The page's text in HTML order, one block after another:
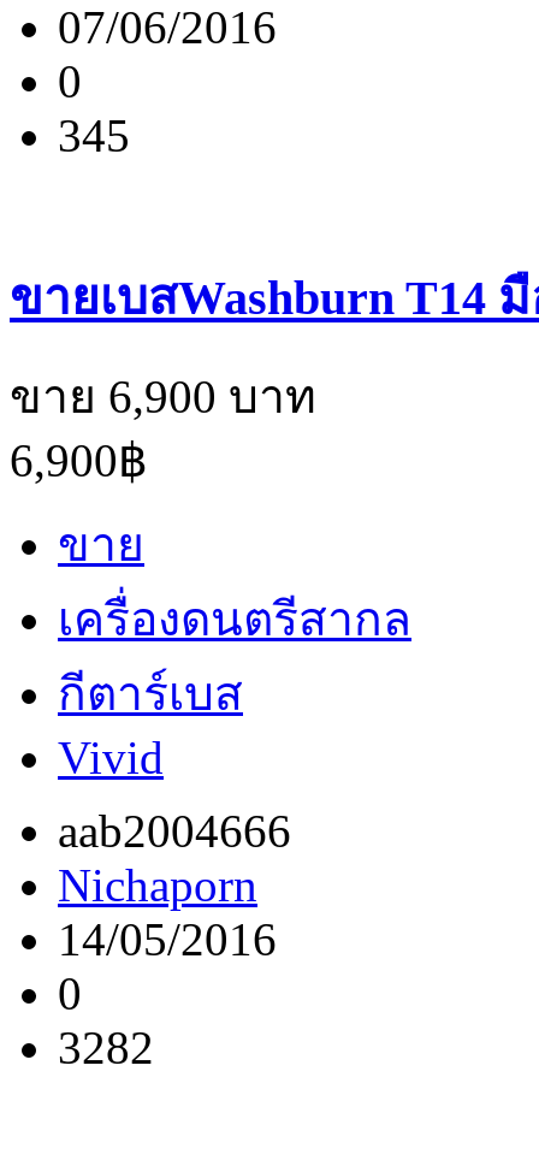
07/06/2016
0
345
ขายเบสWashburn T14
ขาย 6,900 บาท
6,900฿
ขาย
เครื่องดนตรีสากล
กีตาร์เบส
Vivid
aab2004666
Nichaporn
14/05/2016
0
3282